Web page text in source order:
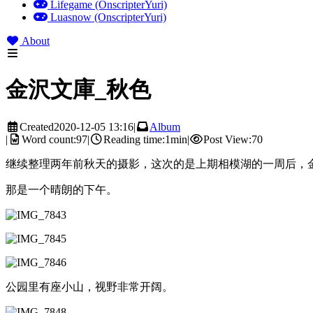
Lifegame (OnscripterYuri)
Luasnow (OnscripterYuri)
About
金沢文庫_秋色
Created2020-12-05 13:16|
Album
|
Word count:97| Reading time:1min| Post View:70
继续整理两年前秋天的摄影，这次的是上期相模湖的一周后，
那是一个晴朗的下午。
公园里有座小山，视野非常开阔。